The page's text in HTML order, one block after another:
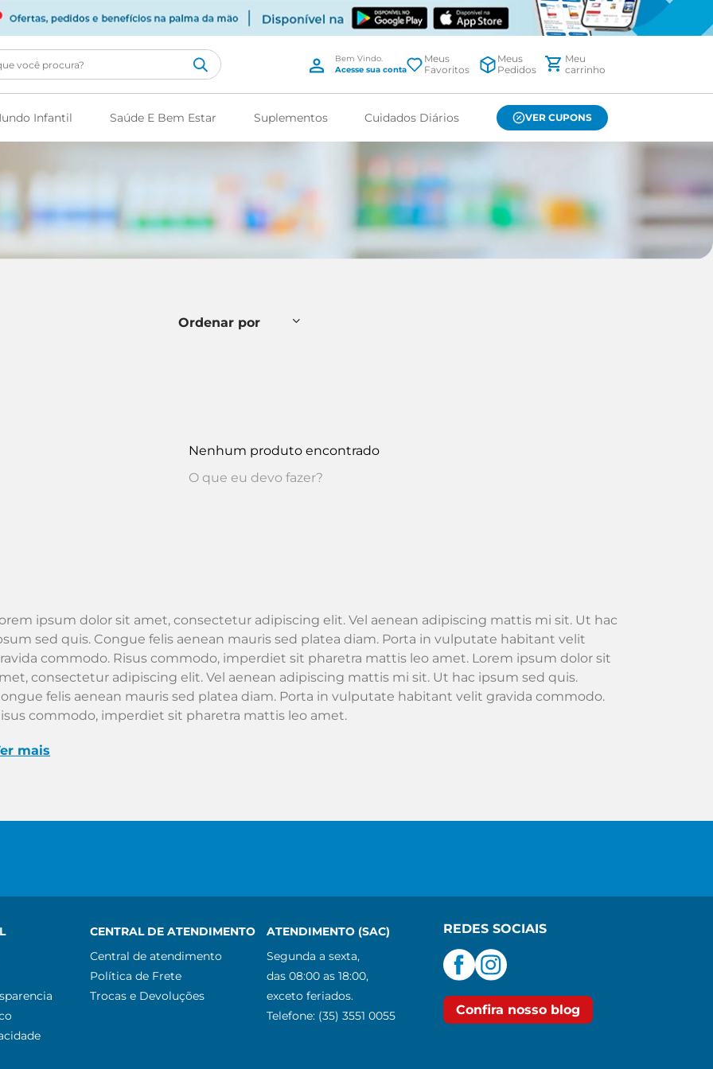
procura?
Meus
Favoritos
Meus
Pedidos
Infantil Saúde E Bem Estar Suplementos Cuidados Diários VER CUPONS
Nenhum produto encontrado
O que eu devo fazer?
ipsum dolor sit amet, consectetur adipiscing elit. Vel aenean adipiscing mattis mi sit. Ut hac
sed quis. Congue felis aenean mauris sed platea diam. Porta in vulputate habitant velit
commodo. Risus commodo, imperdiet sit pharetra mattis leo amet. Lorem ipsum dolor sit
consectetur adipiscing elit. Vel aenean adipiscing mattis mi sit. Ut hac ipsum sed quis.
felis aenean mauris sed platea diam. Porta in vulputate habitant velit gravida commodo.
commodo, imperdiet sit pharetra mattis leo amet.
mais
CENTRAL DE ATENDIMENTO
Central de atendimento
Política de Frete
Trocas e Devoluções
ATENDIMENTO (SAC)
Segunda a sexta,
das 08:00 as 18:00,
exceto feriados.
Telefone: (35) 3551 0055
REDES SOCIAIS
Confira nosso blog